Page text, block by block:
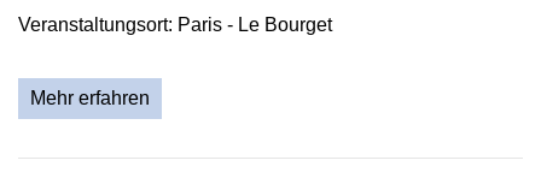
Veranstaltungsort: Paris - Le Bourget
Mehr erfahren